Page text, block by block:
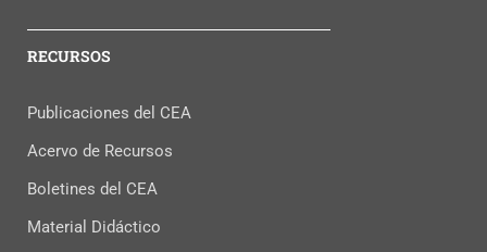
RECURSOS
Publicaciones del CEA
Acervo de Recursos
Boletines del CEA
Material Didáctico